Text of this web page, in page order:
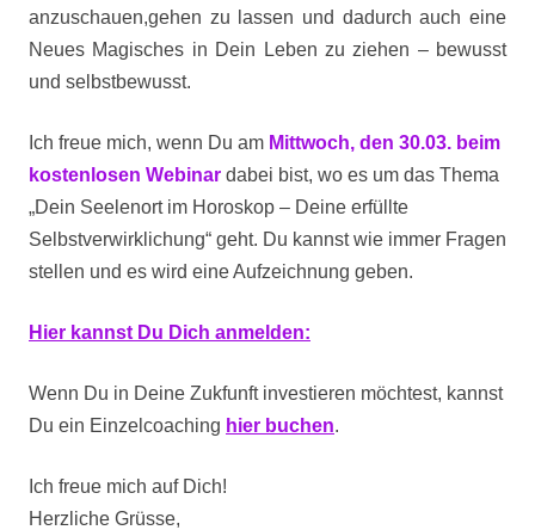
anzuschauen,gehen zu lassen und dadurch auch eine
Neues Magisches in Dein Leben zu ziehen – bewusst
und selbstbewusst.
Ich freue mich, wenn Du am Mittwoch, den 30.03. beim
kostenlosen Webinar dabei bist, wo es um das Thema
„Dein Seelenort im Horoskop – Deine erfüllte
Selbstverwirklichung“ geht. Du kannst wie immer Fragen
stellen und es wird eine Aufzeichnung geben.
Hier kannst Du Dich anmelden:
Wenn Du in Deine Zukfunft investieren möchtest, kannst
Du ein Einzelcoaching hier buchen.
Ich freue mich auf Dich!
Herzliche Grüsse,